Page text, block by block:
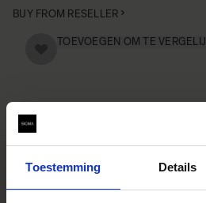
Toestemming Details
BUY FROM RESELLER
TOEVOEGEN OM TE